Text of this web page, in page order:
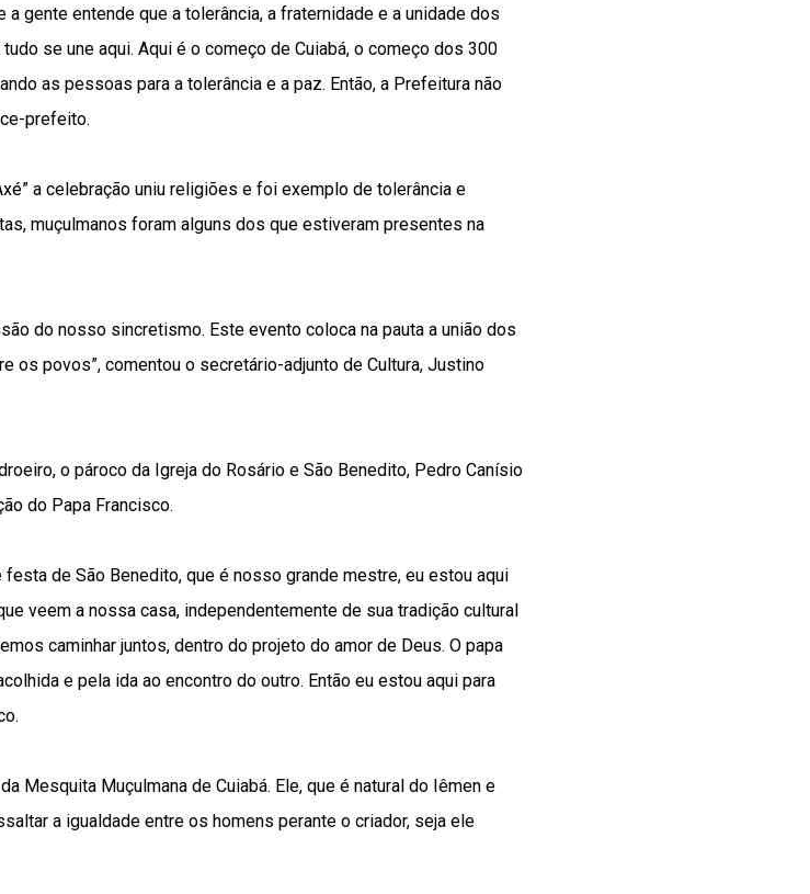
a gente entende que a tolerância, a fraternidade e a unidade dos
se une aqui. Aqui é o começo de Cuiabá, o começo dos 300
as pessoas para a tolerância e a paz. Então, a Prefeitura não
prefeito.
a celebração uniu religiões e foi exemplo de tolerância e
muçulmanos foram alguns dos que estiveram presentes na
do nosso sincretismo. Este evento coloca na pauta a união dos
os povos”, comentou o secretário-adjunto de Cultura, Justino
o pároco da Igreja do Rosário e São Benedito, Pedro Canísio
do Papa Francisco.
de São Benedito, que é nosso grande mestre, eu estou aqui
veem a nossa casa, independentemente de sua tradição cultural
caminhar juntos, dentro do projeto do amor de Deus. O papa
e pela ida ao encontro do outro. Então eu estou aqui para
Mesquita Muçulmana de Cuiabá. Ele, que é natural do Iêmen e
a igualdade entre os homens perante o criador, seja ele